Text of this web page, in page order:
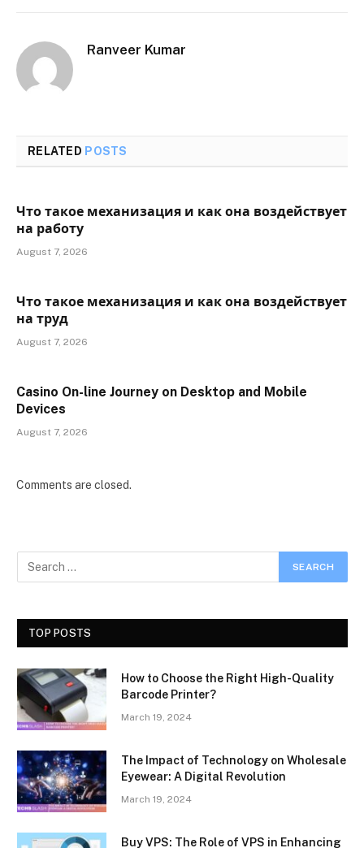
Ranveer Kumar
RELATED POSTS
Что такое механизация и как она воздействует
на работу
August 7, 2026
Что такое механизация и как она воздействует
на труд
August 7, 2026
Casino On-line Journey on Desktop and Mobile
Devices
August 7, 2026
Comments are closed.
TOP POSTS
How to Choose the Right High-Quality
Barcode Printer?
March 19, 2024
The Impact of Technology on Wholesale
Eyewear: A Digital Revolution
March 19, 2024
Buy VPS: The Role of VPS in Enhancing